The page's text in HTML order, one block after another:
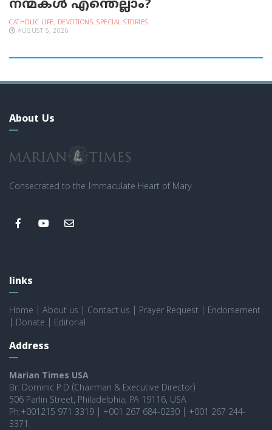
നന്മകള്‍ എന്തെല്ലാം?
CATHOLIC LIFE, DEVOTIONS, SPECIAL STORIES
AUGUST 5, 2026
About Us
Consecrated to the Immaculate Heart of Mary
links
Home About us Contact us Prayer Request
Endorsement
Donate Editorial
Address
Marian Times USA
Br. Dominic P.D (Chairman & Executive Director)
506 Parlin Street, Philadelphia, PA 19116, USA
Ph:+001215 971 3319 | +001 267 684-0230 | +001 267 244-
3371